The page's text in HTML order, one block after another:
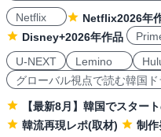
Netflix
Netflix2026年
Disney+2026年作品
U-NEXT
Lemino
グローバル視点で読む韓国ド
【最新8月】韓国でスター
韓流再現レポ(取材)
制作